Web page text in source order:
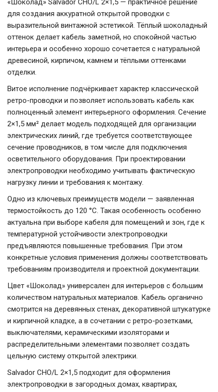
«Шоколад» Salvador CHO/L 2×1,5 — практичное решение
для создания аккуратной открытой проводки с
выразительной винтажной эстетикой. Тёплый шоколадный
оттенок делает кабель заметной, но спокойной частью
интерьера и особенно хорошо сочетается с натуральной
древесиной, кирпичом, камнем и тёплыми оттенками
отделки.
Витое исполнение подчёркивает характер классической
ретро-проводки и позволяет использовать кабель как
полноценный элемент интерьерного оформления. Сечение
2×1,5 мм² делает модель подходящей для организации
электрических линий, где требуется соответствующее
сечение проводников, в том числе для подключения
осветительного оборудования. При проектировании
электропроводки необходимо учитывать фактическую
нагрузку линии и требования к монтажу.
Одно из ключевых преимуществ модели — заявленная
термостойкость до 120 °С. Такая особенность особенно
актуальна при выборе кабеля для помещений и зон, где к
температурной устойчивости электропроводки
предъявляются повышенные требования. При этом
конкретные условия применения должны соответствовать
требованиям производителя и проектной документации.
Цвет «Шоколад» универсален для интерьеров с большим
количеством натуральных материалов. Кабель органично
смотрится на деревянных стенах, декоративной штукатурке
и кирпичной кладке, а в сочетании с ретро-розетками,
выключателями, керамическими изоляторами и
распределительными элементами позволяет создать
цельную систему открытой электрики.
Salvador CHO/L 2×1,5 подходит для оформления
электропроводки в загородных домах, квартирах,